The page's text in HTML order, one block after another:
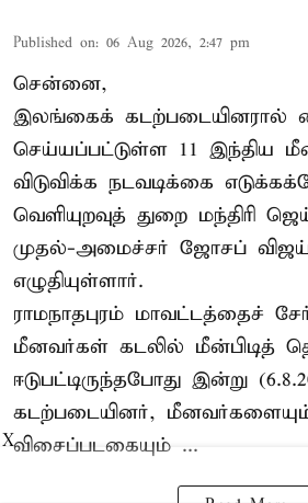
Published on: 06 Aug 2026, 2:47 pm
சென்னை,
இலங்கைக் கடற்படையினரால்
செய்யப்பட்டுள்ள 11 இந்திய
விடுவிக்க நடவடிக்கை
வெளியுறவுத் துறை மந்திரி
முதல்-அமைச்சர் ஜோசப்
எழுதியுள்ளார்.
ராமநாதபுரம் மாவட்டத்தைச்
மீனவர்கள் கடலில் மீன்பிடித்
ஈடுபட்டிருந்தபோது இன்று
கடற்படையினர்,
விசைப்படகையும் ...
X